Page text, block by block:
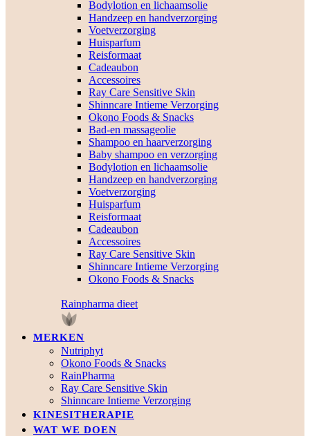
Bodylotion en lichaamsolie
Handzeep en handverzorging
Voetverzorging
Huisparfum
Reisformaat
Cadeaubon
Accessoires
Ray Care Sensitive Skin
Shinncare Intieme Verzorging
Okono Foods & Snacks
Bad-en massageolie
Shampoo en haarverzorging
Baby shampoo en verzorging
Bodylotion en lichaamsolie
Handzeep en handverzorging
Voetverzorging
Huisparfum
Reisformaat
Cadeaubon
Accessoires
Ray Care Sensitive Skin
Shinncare Intieme Verzorging
Okono Foods & Snacks
Rainpharma dieet
MERKEN
Nutriphyt
Okono Foods & Snacks
RainPharma
Ray Care Sensitive Skin
Shinncare Intieme Verzorging
KINESITHERAPIE
WAT WE DOEN